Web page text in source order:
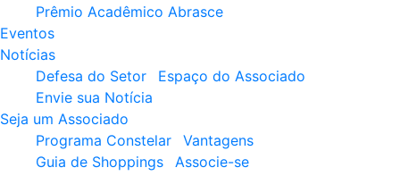
Prêmio Acadêmico Abrasce
Eventos
Notícias
Defesa do Setor
Espaço do Associado
Envie sua Notícia
Seja um Associado
Programa Constelar
Vantagens
Guia de Shoppings
Associe-se